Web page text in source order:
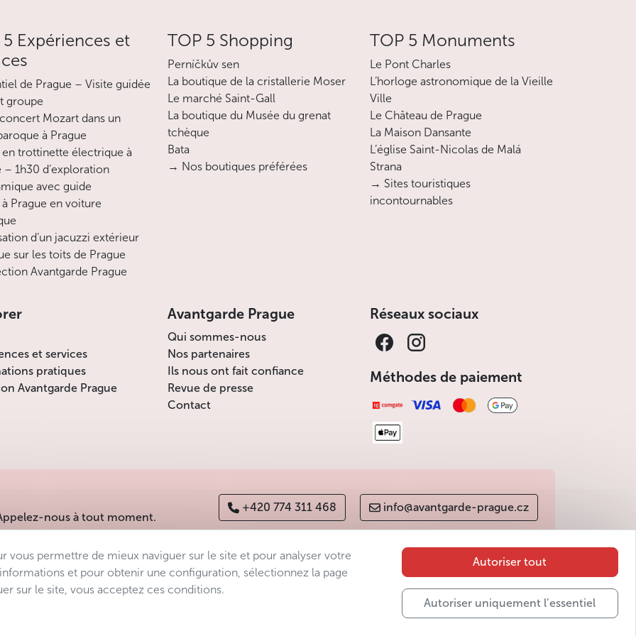
1), P2 Express (situé au terminal 2 devant les départs) et PB Economy (situé au terminal 2 devant les
24 heures sont gratuites ; entre 10 et 15 min de stationnement vous paierez 50 CZK (environ 2 EUR),
6 EUR), etc.
:
d’une heure. Idéal aussi pour les voitures de plus grande taille.
à partir de 15 heures le prix est identique à celui pour une journée : 1200 CZK (cca 48 EUR).
en-ligne.
:
d’un jour et sont à dispositon uniquement après une réservation en-ligne. Les tarifs varient en
petites. À partir de 149 CZK / jour (cca 6 EUR) lors de la réservation de 10 jours.
de Prague, consultez
page : décembre 2024.
l’aéroport de Prague
5 Expériences et
de Prague – Visite guidée
groupe
Mozart dans un
à Prague
en trottinette électrique à
– 1h30 d’exploration
avec guide
à Prague en voiture
d’un jacuzzi extérieur
sur les toits de Prague
Avantgarde Prague
TOP 5 Shopping
Perníčkův sen
La boutique de la cristallerie Moser
Le marché Saint-Gall
La boutique du Musée du grenat
tchèque
Bata
→ Nos boutiques préférées
TOP 5 Monuments
Le Pont Charles
L’horloge astronomique de la Vieille
Ville
Le Château de Prague
La Maison Dansante
L’église Saint-Nicolas de Malá
Strana
→ Sites touristiques
incontournables
et services
pratiques
Avantgarde Prague
Avantgarde Prague
Qui sommes-nous
Nos partenaires
Ils nous ont fait confiance
Revue de presse
Contact
Réseaux sociaux
Méthodes de paiement
nous à tout moment.
+420 774 311 468 info@avantgarde-prague.cz
Déclaration d’accessibilité Manage consent Sitemap
permettre de mieux naviguer sur le site et pour analyser votre
et pour obtenir une configuration, sélectionnez la page
sur le site, vous acceptez ces conditions.
Autoriser tout
Autoriser uniquement l’essentiel